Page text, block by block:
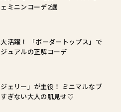
ミニンコーデ2選
活躍！ 「ボーダートップス」で
ュアルの正解コーデ
ェリー」が主役！ ミニマルなブ
ぎない大人の肌見せ♡